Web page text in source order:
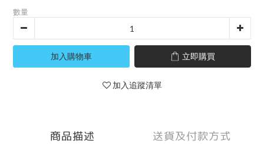
數量
加入購物車 立即購買
加入追蹤清單
商品描述 送貨及付款方式